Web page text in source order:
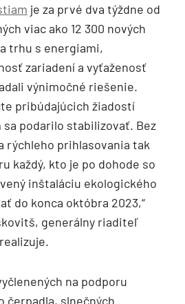
je za prvé dva týždne od
viac ako 12 300 nových
trhu s energiami,
zariadení a vyťaženosť
výnimočné riešenie.
pribúdajúcich žiadostí
sa podarilo stabilizovať. Bez
rýchleho prihlasovania tak
každý, kto je po dohode so
inštaláciu ekologického
do konca októbra 2023,“
generálny riaditeľ
na podporu
čerpadla, slnečných